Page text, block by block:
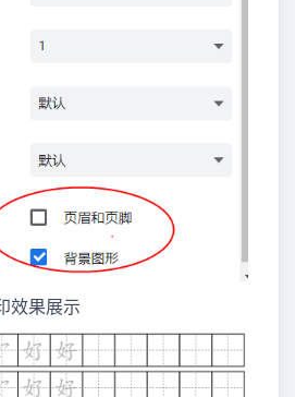
效果展示